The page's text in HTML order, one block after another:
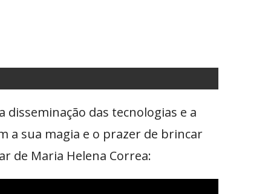
das tecnologias e a
a sua magia e o prazer de brincar
de Maria Helena Correa: